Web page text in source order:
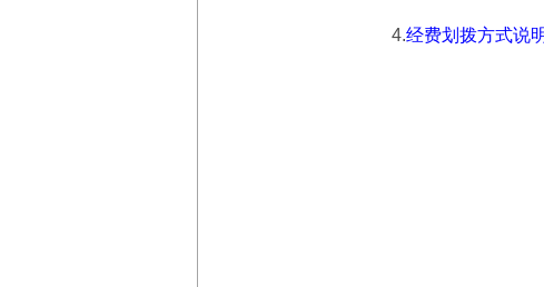
4.经费划拨方式说